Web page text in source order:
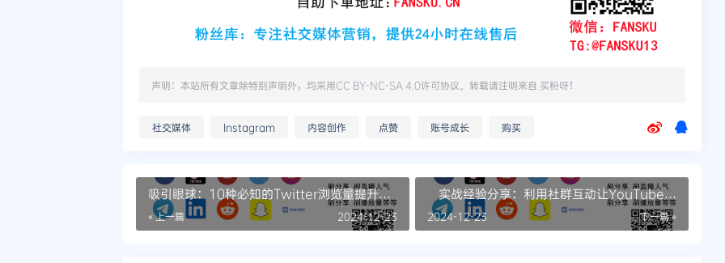
声明：本站所有文章除特别声明外，均采用CC BY-NC-SA 4.0许可协议。转载请注明来自 买粉呀！
社交媒体 Instagram 内容创作 点赞 账号成长 购买
吸引眼球：10种必知的Twitter浏览量提升技
巧
« 上一篇 2024-12-23
实战经验分享：利用社群互动让YouTube频
道粉丝飙升
下一篇 »
2024-12-23